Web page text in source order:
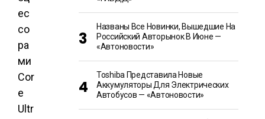
ес
со
ра
ми
Cor
e
Ultr
Названы Все Новинки, Вышедшие На
Российский Авторынок В Июне —
«Автоновости»
Toshiba Представила Новые
Аккумуляторы Для Электрических
Автобусов — «Автоновости»